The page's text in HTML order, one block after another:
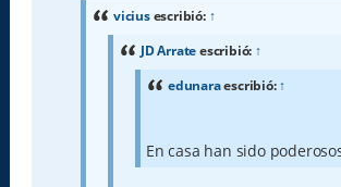
viciusescribió: ↑
JD Arrateescribió: ↑
edunaraescribió:↑
En casa han sido